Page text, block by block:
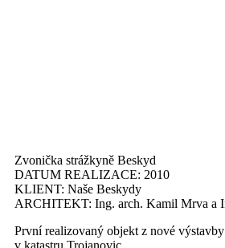
Zvonička strážkyně Beskyd
DATUM REALIZACE: 2010
KLIENT: Naše Beskydy
ARCHITEKT: Ing. arch. Kamil Mrva a
První realizovaný objekt z nové